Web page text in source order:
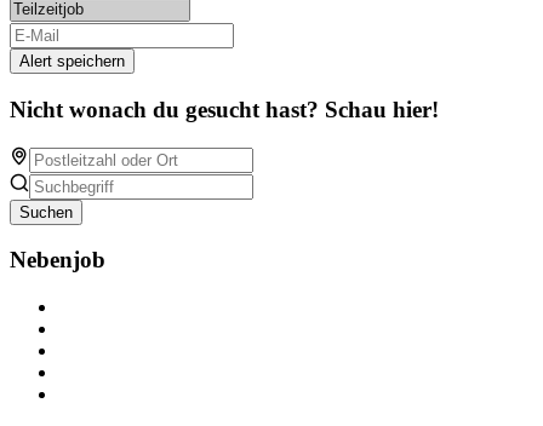
Alert speichern
Nicht wonach du gesucht hast? Schau hier!
Suchen
Nebenjob